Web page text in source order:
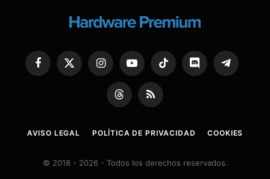
Facebook
X
(Twitter)
InstagramYouTubeTikTok Discord Telegram
ThreadsRSS
AVISO LEGAL POLÍTICA DE PRIVACIDAD COOKIES
© 2018 - 2026 - Todos los derechos reservados.